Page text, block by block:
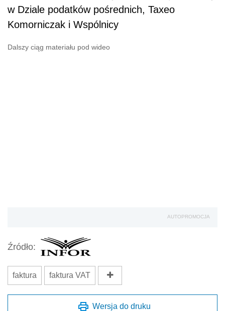
w Dziale podatków pośrednich, Taxeo
Komorniczak i Wspólnicy
Dalszy ciąg materiału pod wideo
AUTOPROMOCJA
Źródło:
faktura faktura VAT
Wersja do druku